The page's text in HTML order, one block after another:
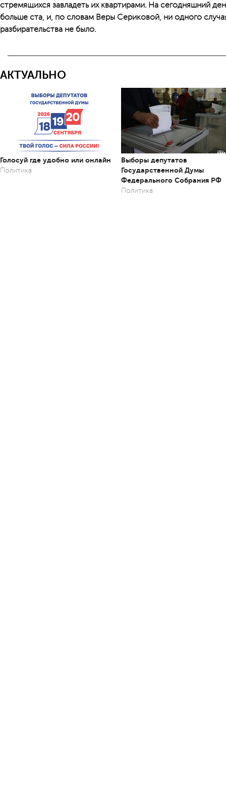
стремящихся завладеть их квартирами. На сегодняшний
больше ста, и, по словам Веры Сериковой, ни одного
разбирательства не было.
АКТУАЛЬНО
Голосуй где удобно или онлайн
Политика
Выборы депутатов
Государственной Думы
Федерального Собрания РФ
Политика